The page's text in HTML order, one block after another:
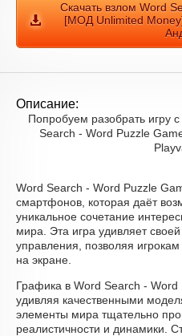
Скачать взлом Word
[МОД Unlimited
Описание:
Попробуем разобрать игру
Search - Word Puzzle
Word Search - Word Puzzle
смартфонов, которая даёт
уникальное сочетание
мира. Эта игра удивляет
управления, позволяя
на экране.
Графика в Word Search - Word
удивляя качественными
элементы мира тщательно
реалистичности и динамики.